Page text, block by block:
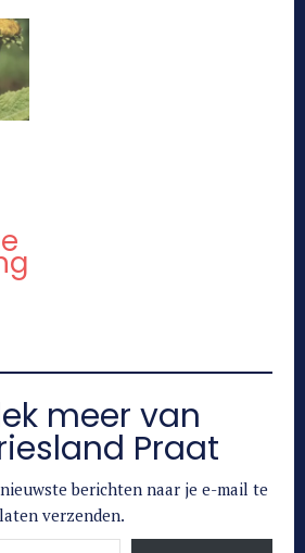
meer van
Praat
berichten naar je e-mail te
laten verzenden.